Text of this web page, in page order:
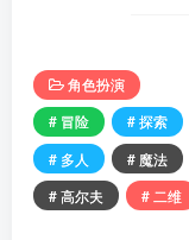
角色扮演
# 冒险
# 探索
# 多人
# 魔法
# 高尔夫
# 二维